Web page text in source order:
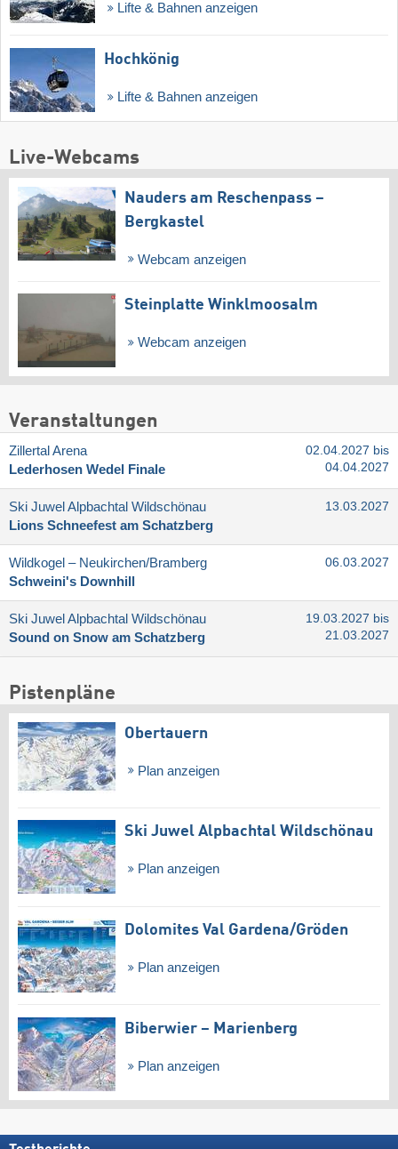
Lifte & Bahnen anzeigen
Hochkönig
Lifte & Bahnen anzeigen
Live-Webcams
Nauders am Reschenpass –
Bergkastel
Webcam anzeigen
Steinplatte Winklmoosalm
Webcam anzeigen
Veranstaltungen
Zillertal Arena
Lederhosen Wedel Finale
02.04.2027 bis
04.04.2027
Ski Juwel Alpbachtal Wildschönau
Lions Schneefest am Schatzberg
13.03.2027
Wildkogel – Neukirchen/​Bramberg
Schweini's Downhill
06.03.2027
Ski Juwel Alpbachtal Wildschönau
Sound on Snow am Schatzberg
19.03.2027 bis
21.03.2027
Pistenpläne
Obertauern
Plan anzeigen
Ski Juwel Alpbachtal Wildschönau
Plan anzeigen
Dolomites Val Gardena/​Gröden
Plan anzeigen
Biberwier – Marienberg
Plan anzeigen